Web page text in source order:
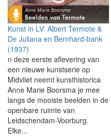
Kunst in LV: Albert Termote &
De Juliana en Bernhard-bank
(1937)
n deze eerste aflevering van
een nieuwe kunstserie op
Midvliet neemt kunsthistorica
Anne Marie Boorsma je mee
langs de mooiste beelden in de
openbare ruimte van
Leidschendam-Voorburg.
Elke...